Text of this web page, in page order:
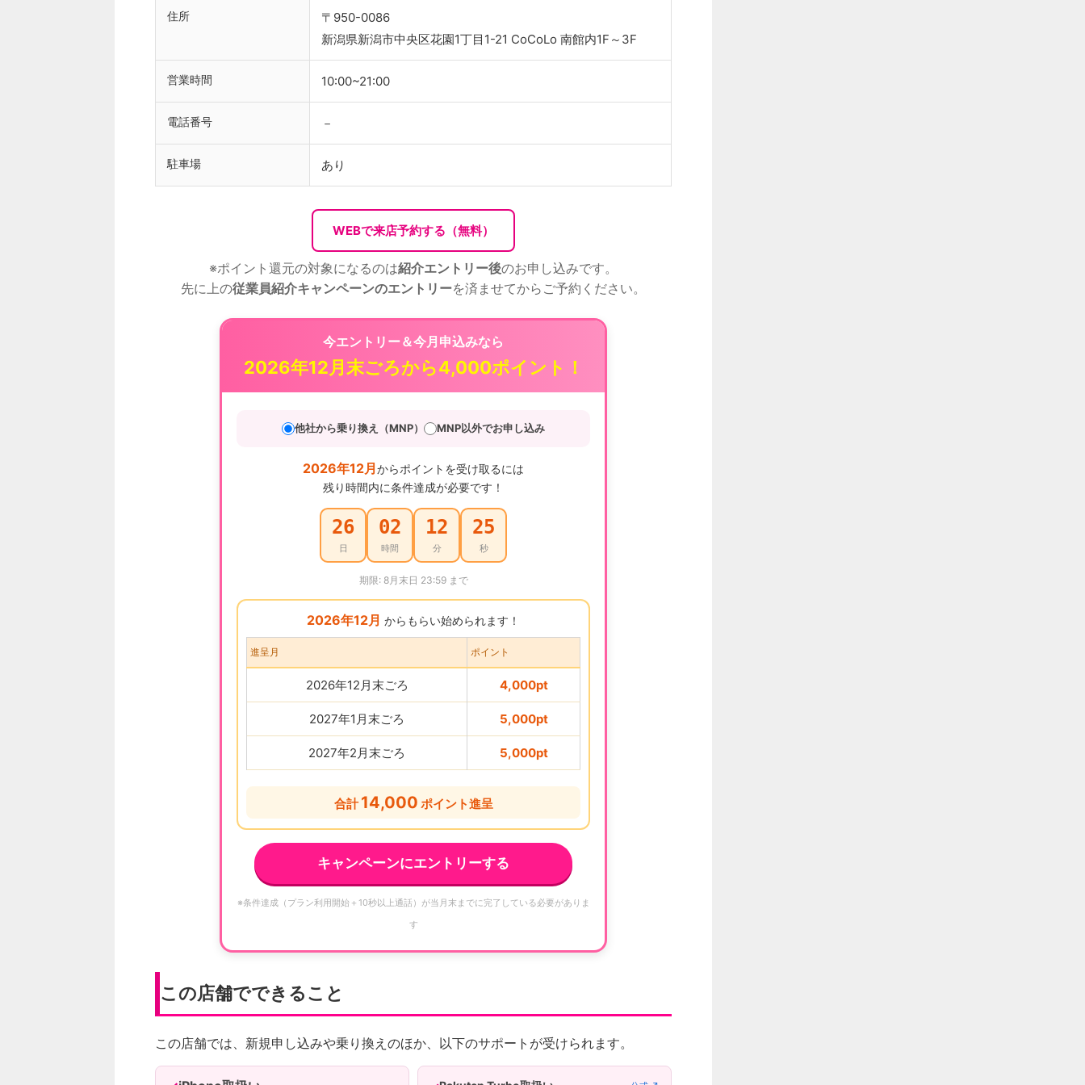
住所
〒950-0086
新潟県新潟市中央区花園1丁目1-21 CoCoLo 南館内1F～3F
営業時間 10:00~21:00
電話番号 －
駐車場 あり
WEBで来店予約する（無料）
※ポイント還元の対象になるのは紹介エントリー後のお申し込みです。
先に上の従業員紹介キャンペーンのエントリーを済ませてからご予約ください。
今エントリー＆今月申込みなら
2026年12月末ごろから4,000ポイント！
他社から乗り換え（MNP） MNP以外でお申し込み
2026年12月 からポイントを受け取るには
残り時間内に条件達成が必要です！
26
日
02
時間
12
分
24
秒
期限: 8月末日 23:59 まで
2026年12月 からもらい始められます！
進呈月 ポイント
2026年12月末ごろ 4,000pt
2027年1月末ごろ 5,000pt
2027年2月末ごろ 5,000pt
合計14,000 ポイント進呈
キャンペーンにエントリーする
※条件達成（プラン利用開始＋10秒以上通話）が当月末までに完了している必要がありま
す
この店舗でできること
この店舗では、新規申し込みや乗り換えのほか、以下のサポートが受けられます。